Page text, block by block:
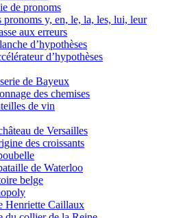
de pronoms
y, en, le, la, les, lui, leur
aux erreurs
d’hypothèses
d’hypothèses
de Bayeux
des chemises
de vin
de Versailles
des croissants
de Waterloo
belge
Henriette Caillaux